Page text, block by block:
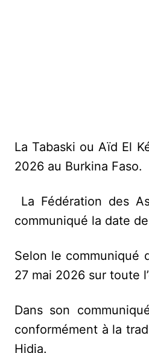
La Tabaski ou Aïd El
2026 au Burkina Faso.
La Fédération des
communiqué la date
Selon le communiqué
27 mai 2026 sur toute
Dans son
conformément à la
Hidja.